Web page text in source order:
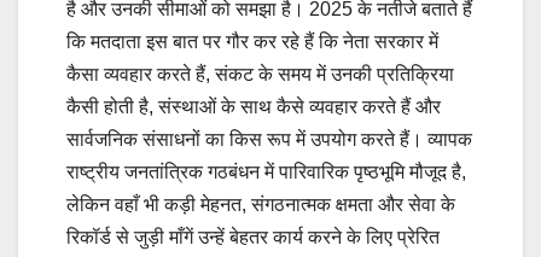
है और उनकी सीमाओं को समझा है। 2025 के नतीजे बताते हैं
कि मतदाता इस बात पर गौर कर रहे हैं कि नेता सरकार में
कैसा व्यवहार करते हैं, संकट के समय में उनकी प्रतिक्रिया
कैसी होती है, संस्थाओं के साथ कैसे व्यवहार करते हैं और
सार्वजनिक संसाधनों का किस रूप में उपयोग करते हैं। व्यापक
राष्ट्रीय जनतांत्रिक गठबंधन में पारिवारिक पृष्ठभूमि मौजूद है,
लेकिन वहाँ भी कड़ी मेहनत, संगठनात्मक क्षमता और सेवा के
रिकॉर्ड से जुड़ी माँगें उन्हें बेहतर कार्य करने के लिए प्रेरित